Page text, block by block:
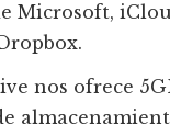
Microsoft,
nos ofrece